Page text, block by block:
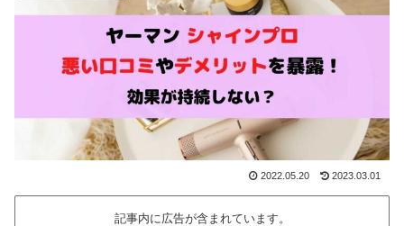
2022.05.20 2023.03.01
記事内に広告が含まれています。